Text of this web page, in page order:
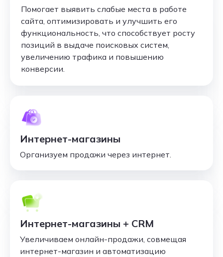
Помогает выявить слабые места в работе
сайта, оптимизировать и улучшить его
функциональность, что способствует росту
позиций в выдаче поисковых систем,
увеличению трафика и повышению
конверсии.
Интернет-магазины
Организуем продажи через интернет.
Интернет-магазины + CRM
Увеличиваем онлайн-продажи, совмещая
интернет-магазин и автоматизацию